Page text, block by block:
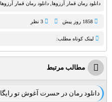
دانلود رمان قمار آرزوها
دانلود رمان قمار
1858 روز پيش 3 نظر
لینک کوتاه مطلب:
مطالب مرتبط
دانلود رمان در حسرت آغوش تو